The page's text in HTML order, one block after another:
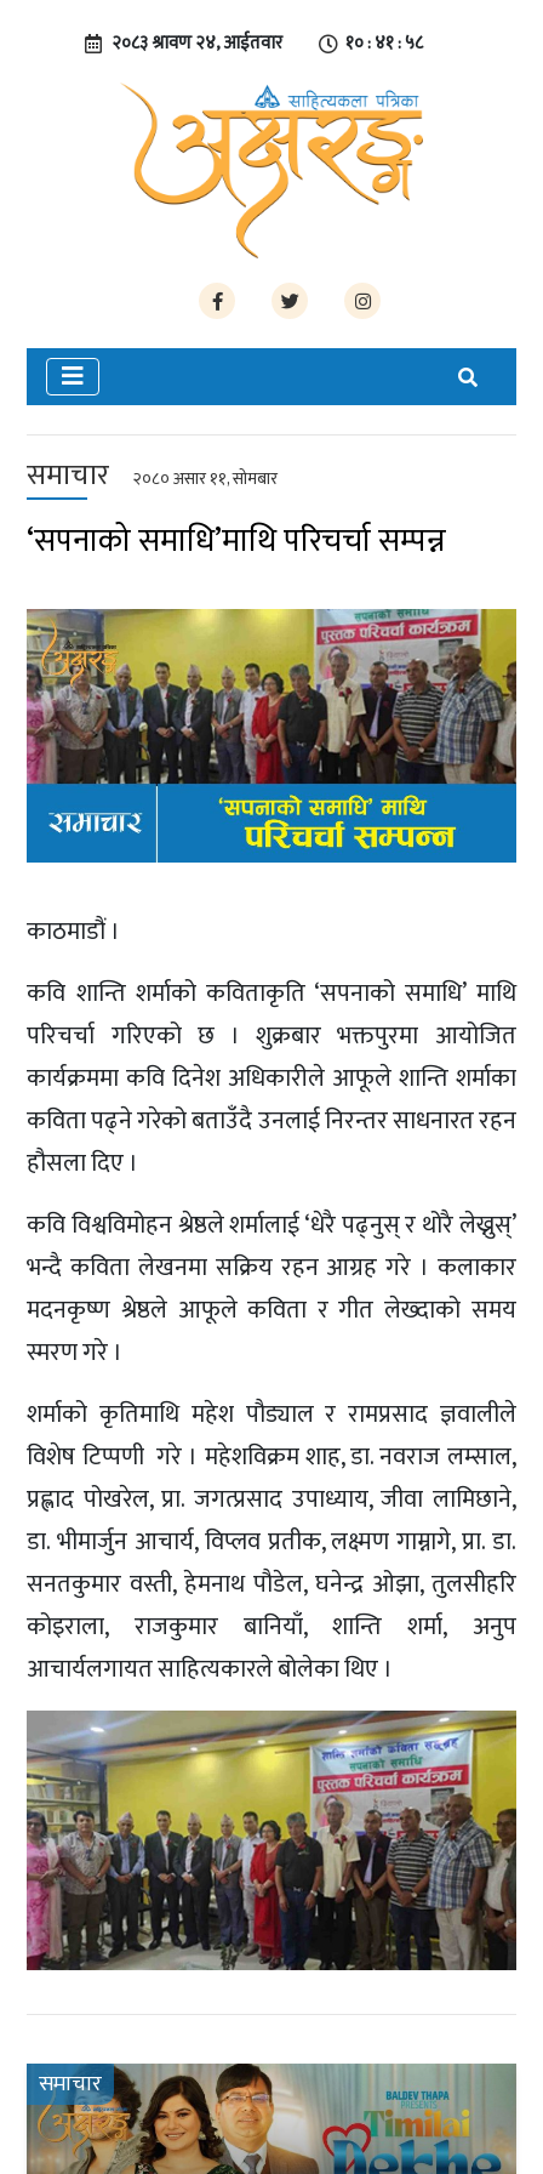
२०८३ श्रावण २४, आईतवार १० : ४१ : ५८
समाचार २०८० असार ११, सोमबार
‘सपनाको समाधि’माथि परिचर्चा सम्पन्न
काठमाडौं ।
कवि शान्ति शर्माको कविताकृति ‘सपनाको समाधि’ माथि
परिचर्चा गरिएको छ । शुक्रबार भक्तपुरमा आयोजित
कार्यक्रममा कवि दिनेश अधिकारीले आफूले शान्ति शर्माका
कविता पढ्ने गरेको बताउँदै उनलाई निरन्तर साधनारत रहन
हौसला दिए ।
कवि विश्वविमोहन श्रेष्ठले शर्मालाई ‘धेरै पढ्नुस् र थोरै लेख्नुस्’
भन्दै कविता लेखनमा सक्रिय रहन आग्रह गरे । कलाकार
मदनकृष्ण श्रेष्ठले आफूले कविता र गीत लेख्दाको समय
स्मरण गरे ।
शर्माको कृतिमाथि महेश पौड्याल र रामप्रसाद ज्ञवालीले
विशेष टिप्पणी गरे । महेशविक्रम शाह, डा. नवराज लम्साल,
प्रह्लाद पोखरेल, प्रा. जगत्प्रसाद उपाध्याय, जीवा लामिछाने,
डा. भीमार्जुन आचार्य, विप्लव प्रतीक, लक्ष्मण गाम्नागे, प्रा. डा.
सनतकुमार वस्ती, हेमनाथ पौडेल, घनेन्द्र ओझा, तुलसीहरि
कोइराला, राजकुमार बानियाँ, शान्ति शर्मा, अनुप
आचार्यलगायत साहित्यकारले बोलेका थिए ।
समाचार